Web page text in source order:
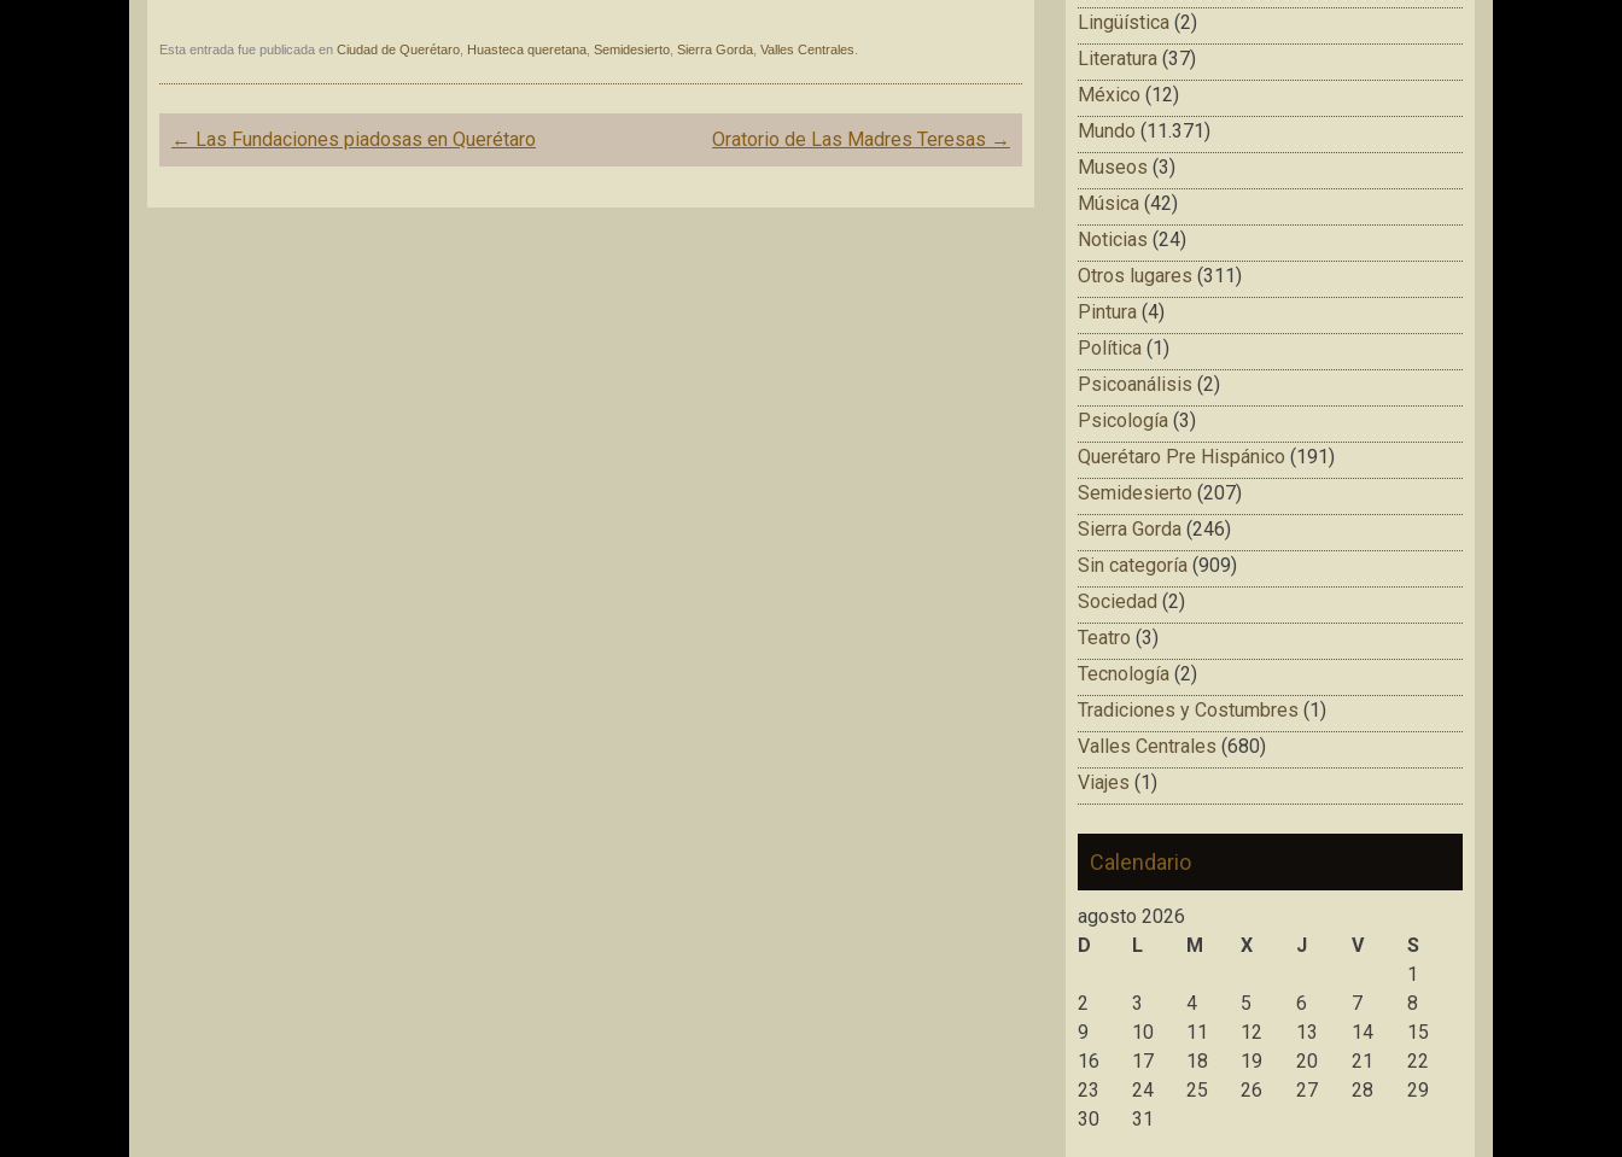
Esta entrada fue publicada en Ciudad de Querétaro Huasteca queretana Semidesierto Sierra Gorda Valles Centrales
Navegación
de
← Las Fundaciones piadosas en Querétaro Oratorio de Las Madres Teresas →
Lingüística (2)
Literatura (37)
México (12)
Mundo (11.371)
Museos (3)
Música (42)
Noticias (24)
Otros lugares (311)
Pintura (4)
Política (1)
Psicoanálisis (2)
Psicología (3)
Querétaro Pre Hispánico (191)
Semidesierto (207)
Sierra Gorda (246)
Sin categoría (909)
Sociedad (2)
Teatro (3)
Tecnología (2)
Tradiciones y Costumbres (1)
Valles Centrales (680)
Viajes (1)
Calendario
agosto 2026
D
L M X J V
S
1
2
3 4 5 6 7
8
9
10 11 12 13 14
15
16
17 18 19 20 21
22
23
24 25 26 27 28
29
30
31